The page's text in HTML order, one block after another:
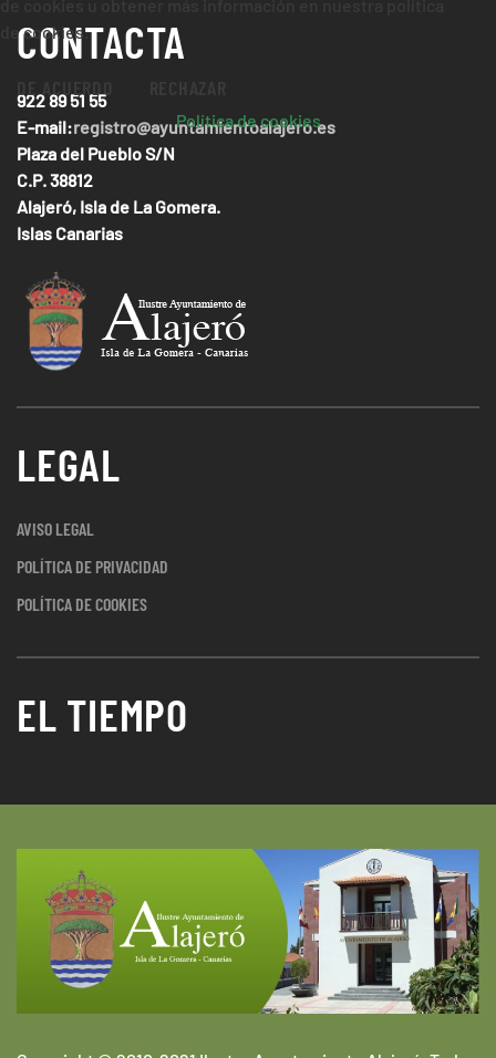
CONTACTA
922 89 51 55
E-mail:registro@ayuntamientoalajero.es
Plaza del Pueblo S/N
C.P. 38812
Alajeró, Isla de La Gomera.
Islas Canarias
LEGAL
AVISO LEGAL
POLÍTICA DE PRIVACIDAD
POLÍTICA DE COOKIES
EL TIEMPO
de cookies.
Política de cookies